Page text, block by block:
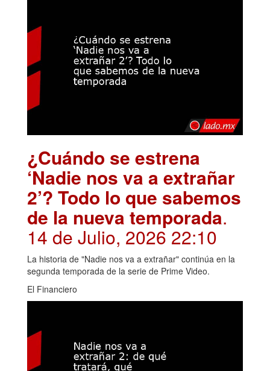
¿Cuándo se estrena
‘Nadie nos va a extrañar
2’? Todo lo que sabemos
de la nueva temporada.
14 de Julio, 2026 22:10
La historia de "Nadie nos va a extrañar" continúa en la
segunda temporada de la serie de Prime Video.
El Financiero